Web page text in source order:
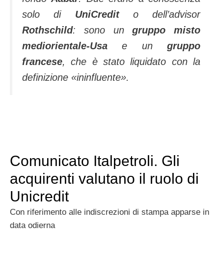
solo di UniCredit o dell’advisor
Rothschild: sono ungruppo misto
mediorientale-Usa e un gruppo
francese, che è stato liquidato con la
definizione «ininfluente».
Comunicato Italpetroli. Gli
acquirenti valutano il ruolo di
Unicredit
Con riferimento alle indiscrezioni di stampa apparse in
data odierna